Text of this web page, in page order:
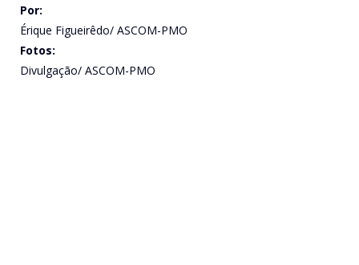
Por:
Érique Figueirêdo/ ASCOM-PMO
Fotos:
Divulgação/ ASCOM-PMO